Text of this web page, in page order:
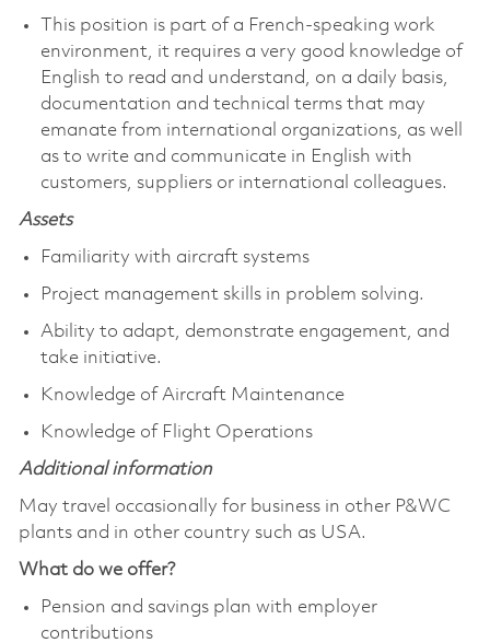
This position is part of a French-speaking work
environment, it requires a very good knowledge of
English to read and understand, on a daily basis,
documentation and technical terms that may
emanate from international organizations, as well
as to write and communicate in English with
customers, suppliers or international colleagues.
Assets
Familiarity with aircraft systems
Project management skills in problem solving.
Ability to adapt, demonstrate engagement, and
take initiative.
Knowledge of Aircraft Maintenance
Knowledge of Flight Operations
Additional information
May travel occasionally for business in other P&WC
plants and in other country such as USA.
What do we offer?
Pension and savings plan with employer
contributions